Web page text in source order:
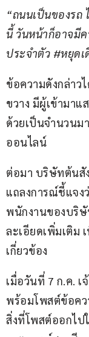
“ถนนเป็นของรถ
นี้ วันหน้าก็อาจมี
ประจำตัว #หยุดเ
ข้อความดังกล่าว
ขวาง มีผู้เข้ามา
ด้วยเป็นจำนวนม
ออนไลน์
ต่อมา บริษัทต้นสั
แถลงการณ์ชี้แจง
พนักงานของบริษั
ละเอียดเพิ่มเติม
เกี่ยวข้อง
เมื่อวันที่ 7 ก.ค.
พร้อมโพสต์ข้อคว
สิ่งที่โพสต์ออกไป